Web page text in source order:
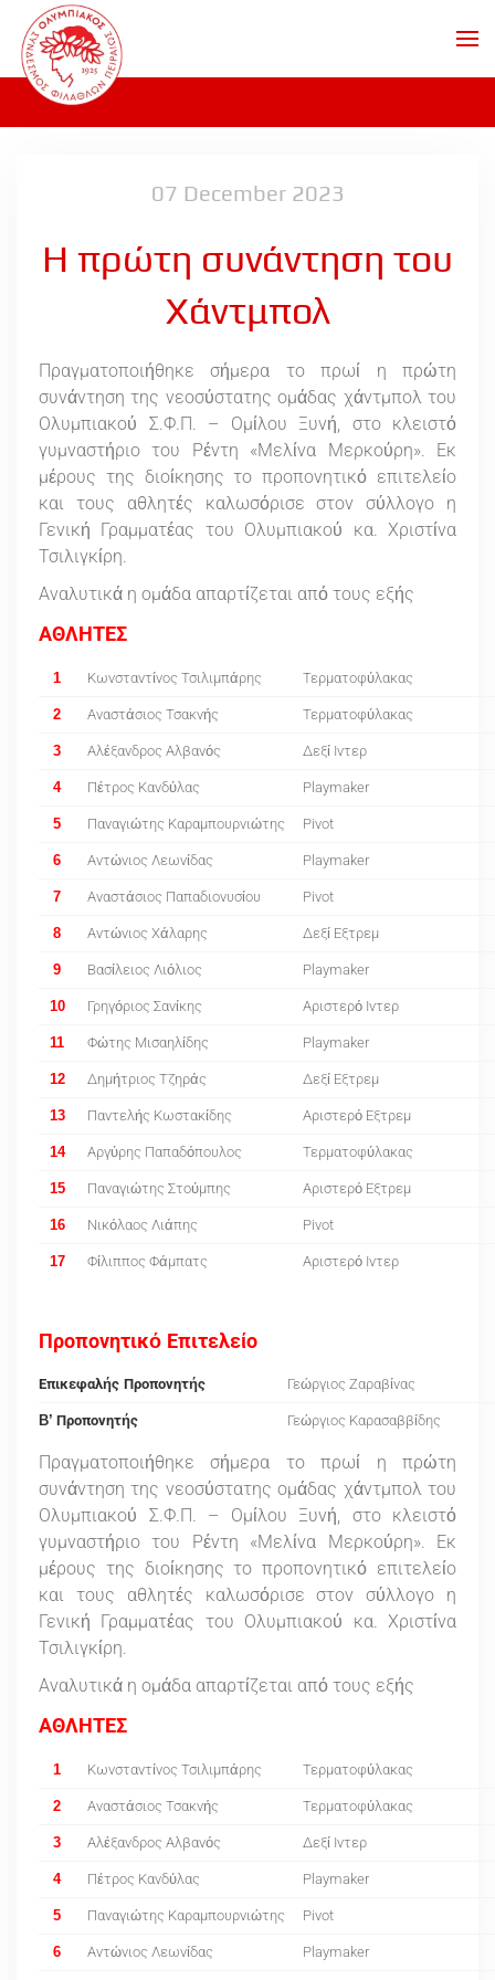
Skip to main content
07 December 2023
Η πρώτη συνάντηση του
Χάντμπολ
Πραγματοποιήθηκε σήμερα το πρωί η πρώτη
συνάντηση της νεοσύστατης ομάδας χάντμπολ του
Ολυμπιακού Σ.Φ.Π. – Ομίλου Ξυνή, στο κλειστό
γυμναστήριο του Ρέντη «Μελίνα Μερκούρη». Εκ
μέρους της διοίκησης το προπονητικό επιτελείο
και τους αθλητές καλωσόρισε στον σύλλογο η
Γενική Γραμματέας του Ολυμπιακού κα. Χριστίνα
Τσιλιγκίρη.
Αναλυτικά η ομάδα απαρτίζεται από τους εξής
ΑΘΛΗΤΕΣ
1 Κωνσταντίνος Τσιλιμπάρης Τερματοφύλακας
2 Αναστάσιος Τσακνής Τερματοφύλακας
3 Αλέξανδρος Αλβανός Δεξί Ιντερ
4 Πέτρος Κανδύλας Playmaker
5 Παναγιώτης Καραμπουρνιώτης Pivot
6 Αντώνιος Λεωνίδας Playmaker
7 Αναστάσιος Παπαδιονυσίου Pivot
8 Αντώνιος Χάλαρης Δεξί Εξτρεμ
9 Βασίλειος Λιόλιος Playmaker
10 Γρηγόριος Σανίκης Αριστερό Ιντερ
11 Φώτης Μισαηλίδης Playmaker
12 Δημήτριος Τζηράς Δεξί Εξτρεμ
13 Παντελής Κωστακίδης Αριστερό Εξτρεμ
14 Αργύρης Παπαδόπουλος Τερματοφύλακας
15 Παναγιώτης Στούμπης Αριστερό Εξτρεμ
16 Νικόλαος Λιάπης Pivot
17 Φίλιππος Φάμπατς Αριστερό Ιντερ
Προπονητικό Επιτελείο
Επικεφαλής Προπονητής Γεώργιος Ζαραβίνας
B’ Προπονητής Γεώργιος Καρασαββίδης
Πραγματοποιήθηκε σήμερα το πρωί η πρώτη
συνάντηση της νεοσύστατης ομάδας χάντμπολ του
Ολυμπιακού Σ.Φ.Π. – Ομίλου Ξυνή, στο κλειστό
γυμναστήριο του Ρέντη «Μελίνα Μερκούρη». Εκ
μέρους της διοίκησης το προπονητικό επιτελείο
και τους αθλητές καλωσόρισε στον σύλλογο η
Γενική Γραμματέας του Ολυμπιακού κα. Χριστίνα
Τσιλιγκίρη.
Αναλυτικά η ομάδα απαρτίζεται από τους εξής
ΑΘΛΗΤΕΣ
1 Κωνσταντίνος Τσιλιμπάρης Τερματοφύλακας
2 Αναστάσιος Τσακνής Τερματοφύλακας
3 Αλέξανδρος Αλβανός Δεξί Ιντερ
4 Πέτρος Κανδύλας Playmaker
5 Παναγιώτης Καραμπουρνιώτης Pivot
6 Αντώνιος Λεωνίδας Playmaker